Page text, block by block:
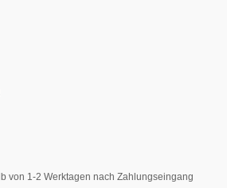
von 1-2 Werktagen nach Zahlungseingang